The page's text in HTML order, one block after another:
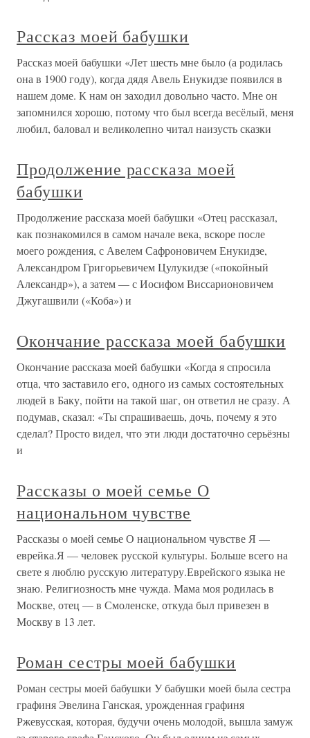
Рассказ моей бабушки
Рассказ моей бабушки «Лет шесть мне было (а родилась
она в 1900 году), когда дядя Авель Енукидзе появился в
нашем доме. К нам он заходил довольно часто. Мне он
запомнился хорошо, потому что был всегда весёлый, меня
любил, баловал и великолепно читал наизусть сказки
Продолжение рассказа моей
бабушки
Продолжение рассказа моей бабушки «Отец рассказал,
как познакомился в самом начале века, вскоре после
моего рождения, с Авелем Сафроновичем Енукидзе,
Александром Григорьевичем Цулукидзе («покойный
Александр»), а затем — с Иосифом Виссарионовичем
Джугашвили («Коба») и
Окончание рассказа моей бабушки
Окончание рассказа моей бабушки «Когда я спросила
отца, что заставило его, одного из самых состоятельных
людей в Баку, пойти на такой шаг, он ответил не сразу. А
подумав, сказал: «Ты спрашиваешь, дочь, почему я это
сделал? Просто видел, что эти люди достаточно серьёзны
и
Рассказы о моей семье О
национальном чувстве
Рассказы о моей семье О национальном чувстве Я —
еврейка.Я — человек русской культуры. Больше всего на
свете я люблю русскую литературу.Еврейского языка не
знаю. Религиозность мне чужда. Мама моя родилась в
Москве, отец — в Смоленске, откуда был привезен в
Москву в 13 лет.
Роман сестры моей бабушки
Роман сестры моей бабушки У бабушки моей была сестра
графиня Эвелина Ганская, урожденная графиня
Ржевусская, которая, будучи очень молодой, вышла замуж